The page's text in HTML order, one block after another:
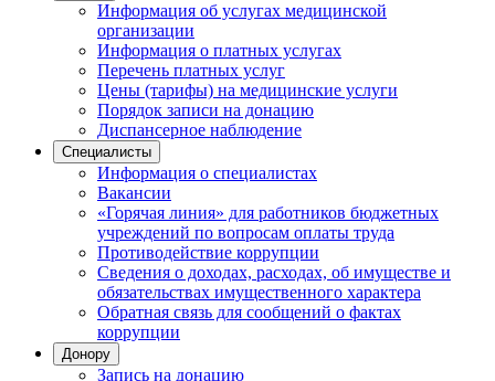
Информация об услугах медицинской
организации
Информация о платных услугах
Перечень платных услуг
Цены (тарифы) на медицинские услуги
Порядок записи на донацию
Диспансерное наблюдение
Специалисты
Информация о специалистах
Вакансии
«Горячая линия» для работников бюджетных
учреждений по вопросам оплаты труда
Противодействие коррупции
Сведения о доходах, расходах, об имуществе и
обязательствах имущественного характера
Обратная связь для сообщений о фактах
коррупции
Донору
Запись на донацию